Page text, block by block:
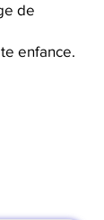
de
enfance.